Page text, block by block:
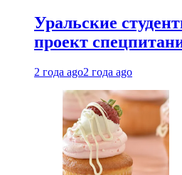
Уральские
проект
2 года ago2 года ago